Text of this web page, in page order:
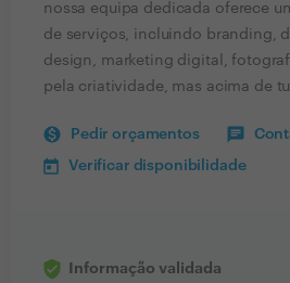
nossa equipa dedicada oferece
de serviços, incluindo branding,
design, marketing digital,
pela criatividade, mas acima de
Pedir orçamentos
Verificar disponibilidade
Informação validada